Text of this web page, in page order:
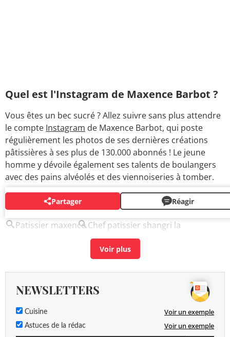
Quel est l'Instagram de Maxence Barbot ?
Vous êtes un bec sucré ? Allez suivre sans plus attendre
le compte Instagram de Maxence Barbot, qui poste
régulièrement les photos de ses dernières créations
pâtissières à ses plus de 130.000 abonnés ! Le jeune
homme y dévoile également ses talents de boulangers
avec des pains alvéolés et des viennoiseries à tomber.
Partager Réagir
AUTOUR DU MÊME SUJET
Patissier maxence Chef patissier shangri la
> Accueil - Chefs étoilés
NEWSLETTERS
Cuisine Voir un exemple
Astuces de la rédac Voir un exemple